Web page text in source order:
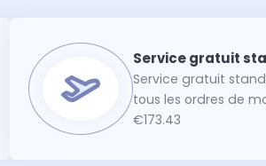
Service gratuit
tous les ordres de
€173.43